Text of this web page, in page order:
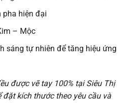
pha hiện đại
– Mộc
sáng tự nhiên để tăng hiệu ứng
được vẽ tay 100% tại Siêu Thị
đặt kích thước theo yêu cầu và